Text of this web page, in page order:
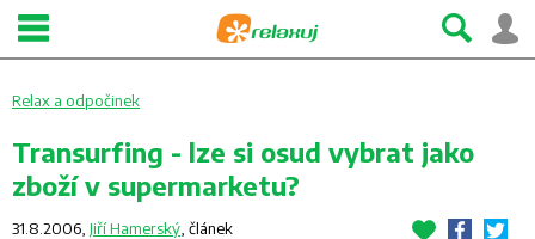
Relax a odpočinek
Transurfing - lze si osud vybrat jako
zboží v supermarketu?
31.8.2006, Jiří Hamerský článek